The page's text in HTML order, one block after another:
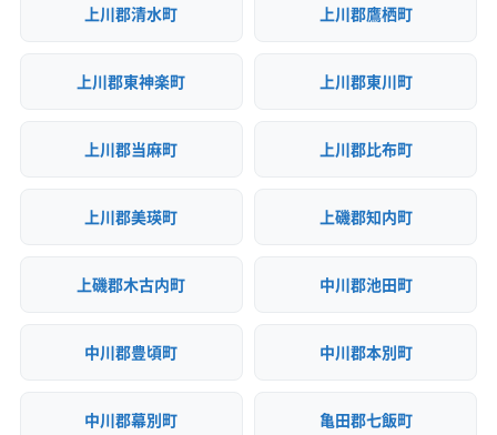
上川郡清水町 上川郡鷹栖町
上川郡東神楽町 上川郡東川町
上川郡当麻町 上川郡比布町
上川郡美瑛町 上磯郡知内町
上磯郡木古内町 中川郡池田町
中川郡豊頃町 中川郡本別町
中川郡幕別町 亀田郡七飯町